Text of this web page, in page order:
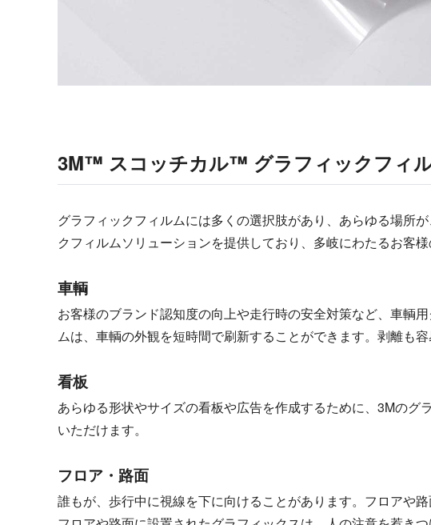
3M™ スコッチカル™ グラフィックフィ
グラフィックフィルムには多くの選択肢があり、あらゆる場所
クフィルムソリューションを提供しており、多岐にわたるお客
車輌
お客様のブランド認知度の向上や走行時の安全対策など、車輌
ムは、車輌の外観を短時間で刷新することができます。剥離も
看板
あらゆる形状やサイズの看板や広告を作成するために、3Mの
いただけます。
フロア・路面
誰もが、歩行中に視線を下に向けることがあります。フロアや